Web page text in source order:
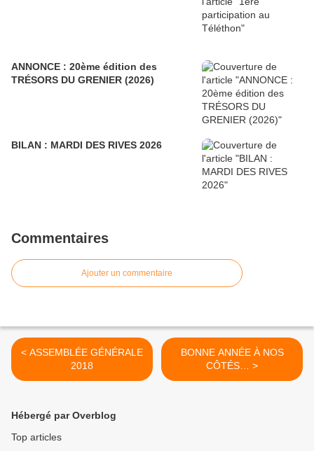
ANNONCE : 20ème édition des
TRÉSORS DU GRENIER (2026)
BILAN : MARDI DES RIVES 2026
Commentaires
Ajouter un commentaire
< ASSEMBLÉE GÉNÉRALE
2018
BONNE ANNÉE À NOS
CÔTÉS… >
Hébergé par Overblog
Top articles